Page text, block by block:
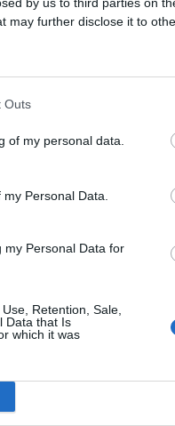
may further disclose it to
Outs
of my personal data.
Personal Data.
my Personal Data for
Retention, Sale,
Data that Is
which it was
(OKI) musi jeszcze
już szykują się na
swojej oferty. Minister
w ciągu pierwszych